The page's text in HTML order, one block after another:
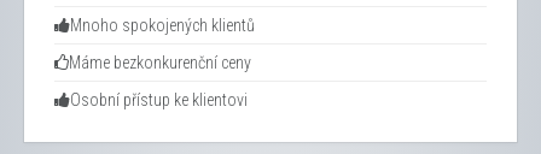
Mnoho spokojených klientů
Máme bezkonkurenční ceny
Osobní přístup ke klientovi